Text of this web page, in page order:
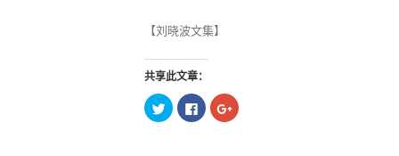
【刘晓波文集】
共享此文章：
点
击
点
击
点
击